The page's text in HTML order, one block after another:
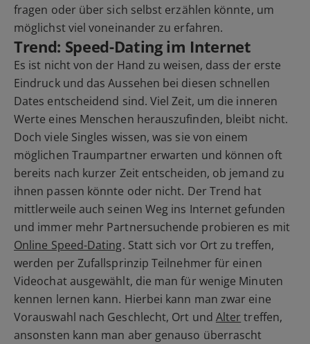
fragen oder über sich selbst erzählen könnte, um
möglichst viel voneinander zu erfahren.
Trend: Speed-Dating im Internet
Es ist nicht von der Hand zu weisen, dass der erste
Eindruck und das Aussehen bei diesen schnellen
Dates entscheidend sind. Viel Zeit, um die inneren
Werte eines Menschen herauszufinden, bleibt nicht.
Doch viele Singles wissen, was sie von einem
möglichen Traumpartner erwarten und können oft
bereits nach kurzer Zeit entscheiden, ob jemand zu
ihnen passen könnte oder nicht. Der Trend hat
mittlerweile auch seinen Weg ins Internet gefunden
und immer mehr Partnersuchende probieren es mit
Online Speed-Dating. Statt sich vor Ort zu treffen,
werden per Zufallsprinzip Teilnehmer für einen
Videochat ausgewählt, die man für wenige Minuten
kennen lernen kann. Hierbei kann man zwar eine
Vorauswahl nach Geschlecht, Ort und Alter treffen,
ansonsten kann man aber genauso überrascht